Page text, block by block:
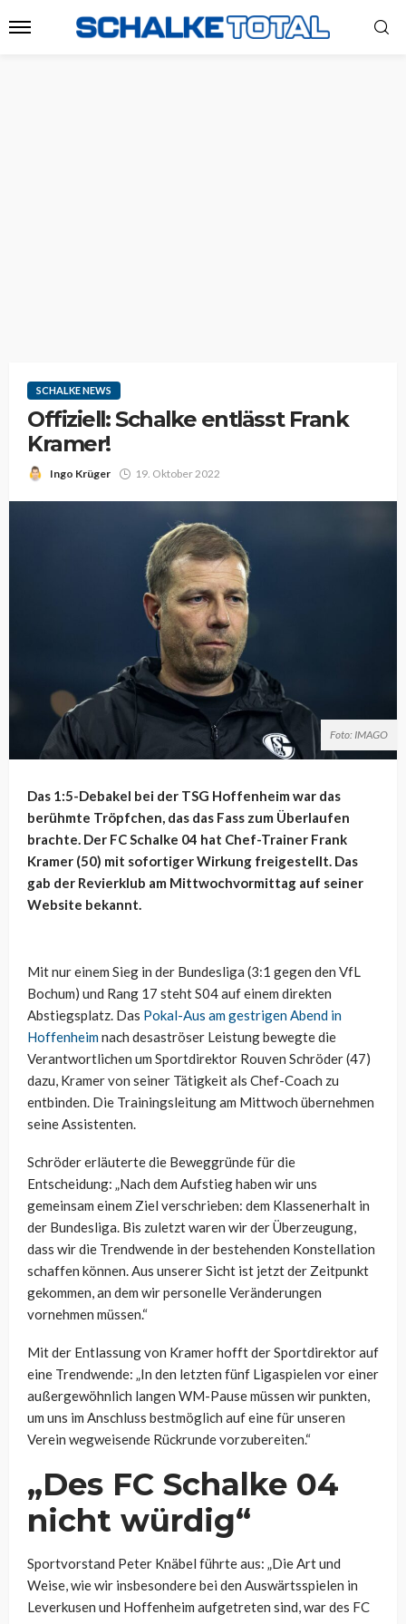
SCHALKE NEWS
Offiziell: Schalke entlässt Frank
Kramer!
Ingo Krüger 19. Oktober 2022
Foto: IMAGO
Das 1:5-Debakel bei der TSG Hoffenheim war das
berühmte Tröpfchen, das das Fass zum Überlaufen
brachte. Der FC Schalke 04 hat Chef-Trainer Frank
Kramer (50) mit sofortiger Wirkung freigestellt. Das
gab der Revierklub am Mittwochvormittag auf seiner
Website bekannt.
Mit nur einem Sieg in der Bundesliga (3:1 gegen den VfL
Bochum) und Rang 17 steht S04 auf einem direkten
Abstiegsplatz. Das Pokal-Aus am gestrigen Abend in
Hoffenheimnach desaströser Leistung bewegte die
Verantwortlichen um Sportdirektor Rouven Schröder (47)
dazu, Kramer von seiner Tätigkeit als Chef-Coach zu
entbinden. Die Trainingsleitung am Mittwoch übernehmen
seine Assistenten.
Schröder erläuterte die Beweggründe für die
Entscheidung: „Nach dem Aufstieg haben wir uns
gemeinsam einem Ziel verschrieben: dem Klassenerhalt in
der Bundesliga. Bis zuletzt waren wir der Überzeugung,
dass wir die Trendwende in der bestehenden Konstellation
schaffen können. Aus unserer Sicht ist jetzt der Zeitpunkt
gekommen, an dem wir personelle Veränderungen
vornehmen müssen.“
Mit der Entlassung von Kramer hofft der Sportdirektor auf
eine Trendwende: „In den letzten fünf Ligaspielen vor einer
außergewöhnlich langen WM-Pause müssen wir punkten,
um uns im Anschluss bestmöglich auf eine für unseren
Verein wegweisende Rückrunde vorzubereiten.“
„Des FC Schalke 04
nicht würdig“
Sportvorstand Peter Knäbel führte aus: „Die Art und
Weise, wie wir insbesondere bei den Auswärtsspielen in
Leverkusen und Hoffenheim aufgetreten sind, war des FC